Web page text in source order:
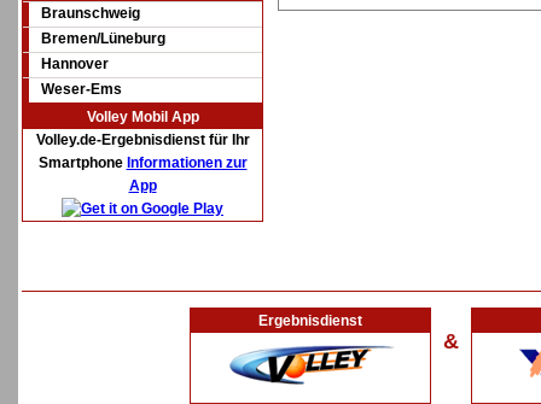
Braunschweig
Bremen/Lüneburg
Hannover
Weser-Ems
Volley Mobil App
Volley.de-Ergebnisdienst für Ihr
Smartphone Informationen zur
App
Ergebnisdienst
&